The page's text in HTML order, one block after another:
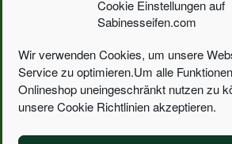
Cookie Einstellungen auf
Sabinesseifen.com
Wir verwenden Cookies, um unsere
Service zu optimieren.Um alle
Onlineshop uneingeschränkt nutzen zu
unsere Cookie Richtlinien akzeptieren.
Suchen
nach:
Suchen